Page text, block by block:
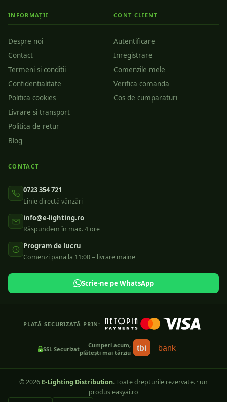
INFORMAȚII
Despre noi
Contact
Termeni si conditii
Confidentialitate
Politica cookies
Livrare si transport
Politica de retur
Blog
CONT CLIENT
Autentificare
Inregistrare
Comenzile mele
Verifica comanda
Cos de cumparaturi
CONTACT
0723 354 721
Linie directă vânzări
info@e-lighting.ro
Răspundem în max. 4 ore
Program de lucru
Comenzi pana la 11:00 = livrare maine
Scrie-ne pe WhatsApp
PLATĂ SECURIZATĂ PRIN:
SSL Securizat
Cumperi acum,
plătești mai târziu
tbi bank
©2026 E-Lighting Distribution. Toate drepturile rezervate. · un
produs easyai.ro